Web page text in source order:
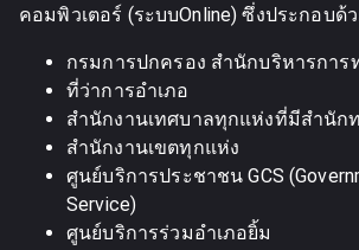
คอมพิวเตอร์ (ระบบOnline) ซึ่งประกอบด้
กรมการปกครอง สำนักบริหารการ
ที่ว่าการอำเภอ
สำนักงานเทศบาลทุกแห่งที่มีสำนัก
สำนักงานเขตทุกแห่ง
ศูนย์บริการประชาชน GCS
Service)
ศูนย์บริการร่วมอำเภอยิ้ม